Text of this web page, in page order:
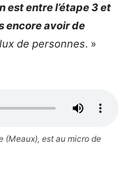
est entre l’étape 3 et
encore avoir de
de personnes. »
(Meaux), est au micro de